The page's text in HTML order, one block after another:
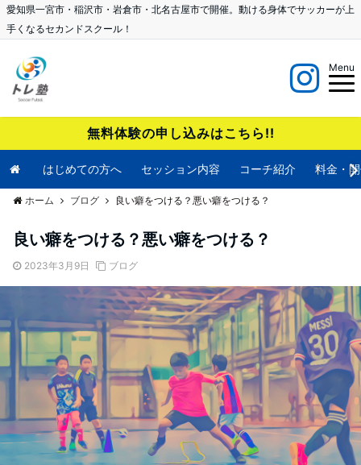
愛知県一宮市・稲沢市・岩倉市・北名古屋市で開催。動ける身体でサッカーが上
手くなるセカンドスクール！
Menu
無料体験の申し込みはこちら!!
はじめての方へ セッション内容 コーチ紹介 料金・
ホーム ブログ 良い癖をつける？悪い癖をつける？
良い癖をつける？悪い癖をつける？
2023年3月9日 ブログ